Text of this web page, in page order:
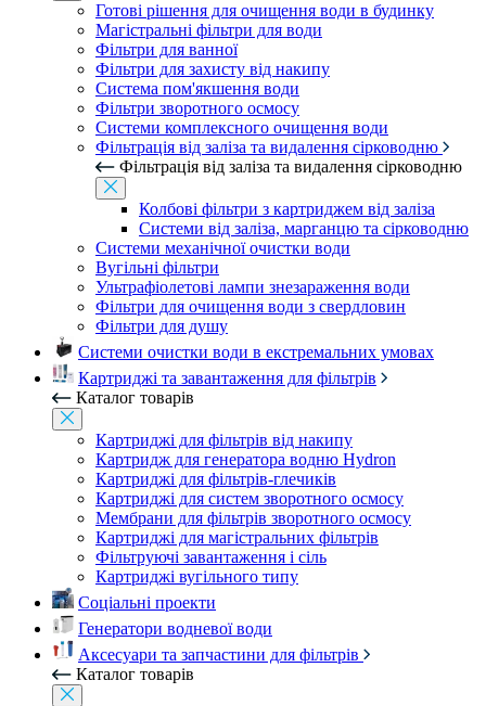
Готові рішення для очищення води в будинку
Магістральні фільтри для води
Фільтри для ванної
Фільтри для захисту від накипу
Система пом'якшення води
Фільтри зворотного осмосу
Системи комплексного очищення води
Фільтрація від заліза та видалення сірководню
Фільтрація від заліза та видалення сірководню
Колбові фільтри з картриджем від заліза
Системи від заліза, марганцю та сірководню
Системи механічної очистки води
Вугільні фільтри
Ультрафіолетові лампи знезараження води
Фільтри для очищення води з свердловин
Фільтри для душу
Системи очистки води в екстремальних умовах
Картриджі та завантаження для фільтрів
Каталог товарів
Картриджі для фільтрів від накипу
Картридж для генератора водню Hydron
Картриджі для фільтрів-глечиків
Картриджі для систем зворотного осмосу
Мембрани для фільтрів зворотного осмосу
Картриджі для магістральних фільтрів
Фільтруючі завантаження і сіль
Картриджі вугільного типу
Соціальні проекти
Генератори водневої води
Аксесуари та запчастини для фільтрів
Каталог товарів